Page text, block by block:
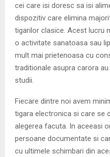
cei care isi doresc sa isi
dispozitiv care elimina
tigarilor clasice. Acest lucru
o activitate sanatoasa sau
mult mai prietenoasa cu
traditionale asupra carora
studii.
Fiecare dintre noi avem
tigara electronica si care se
alegerea facuta. In aceeasi
persoane documentate si
cu ultimele schimbari din